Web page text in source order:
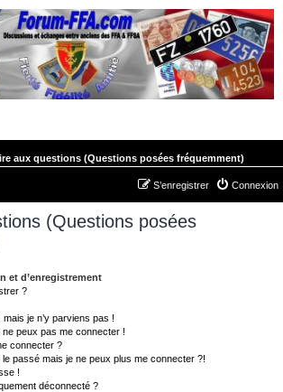
aux questions (Questions posées fréquemment)
Connexion
S’enregistrer
(Questions posées
et d’enregistrement
?
je n’y parviens pas !
peux pas me connecter !
connecter ?
passé mais je ne peux plus me connecter ?!
!
déconnecté ?